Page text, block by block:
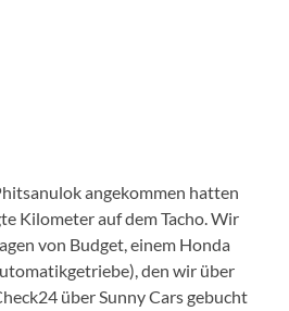
angekommen hatten
Kilometer auf dem Tacho. Wir
von Budget, einem Honda
den wir über
über Sunny Cars gebucht